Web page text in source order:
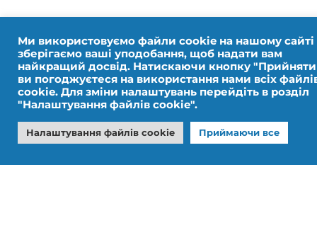
для європейських
виборів
Ми використовуємо файли cookie на нашому сайті
зберігаємо ваші уподобання, щоб надати вам
найкращий досвід. Натискаючи кнопку "Прийняти
ви погоджуєтеся на використання нами всіх
cookie. Для зміни налаштувань перейдіть в розділ
"Налаштування файлів cookie".
Налаштування файлів cookie Приймаючи все